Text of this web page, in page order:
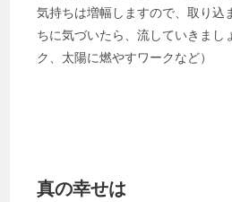
気持ちは増幅しますので、取り込
ちに気づいたら、流していきまし
ク、太陽に燃やすワークなど）
真の幸せは